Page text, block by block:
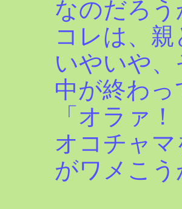
なのだろう
コレは、
いやいや
中が終わ
「オラァ
オコチャ
がワメこ